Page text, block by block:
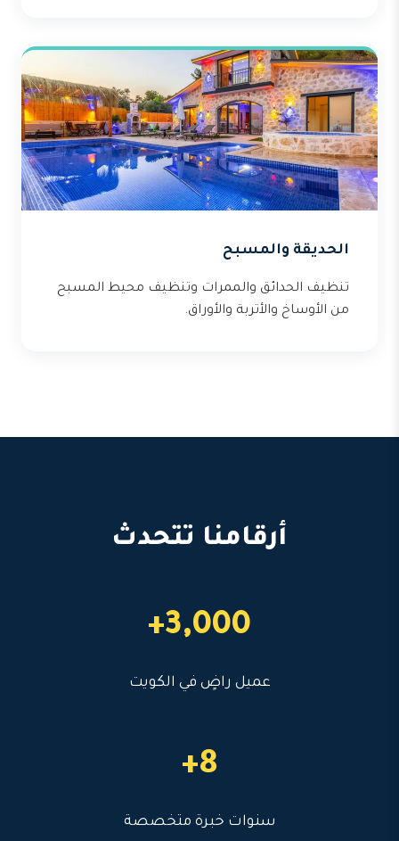
الحديقة والمسبح
تنظيف الحدائق والممرات وتنظيف محيط المسبح
من الأوساخ والأتربة والأوراق.
أرقامنا تتحدث
3,000+
عميل راضٍ في الكويت
8+
سنوات خبرة متخصصة